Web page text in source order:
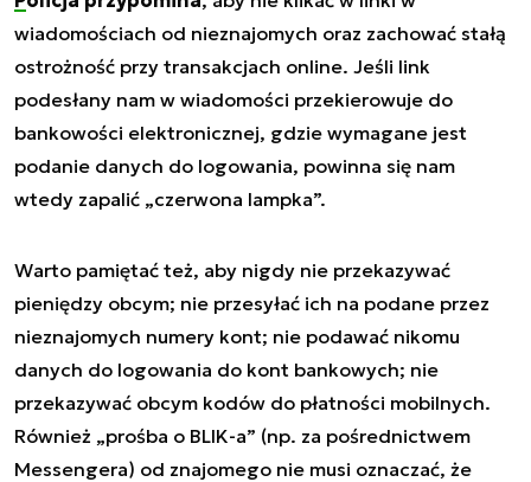
wiadomościach od nieznajomych oraz zachować stałą
ostrożność przy transakcjach online. Jeśli link
podesłany nam w wiadomości przekierowuje do
bankowości elektronicznej, gdzie wymagane jest
podanie danych do logowania, powinna się nam
wtedy zapalić „czerwona lampka”.
Warto pamiętać też, aby nigdy nie przekazywać
pieniędzy obcym; nie przesyłać ich na podane przez
nieznajomych numery kont; nie podawać nikomu
danych do logowania do kont bankowych; nie
przekazywać obcym kodów do płatności mobilnych.
Również „prośba o BLIK-a” (np. za pośrednictwem
Messengera) od znajomego nie musi oznaczać, że